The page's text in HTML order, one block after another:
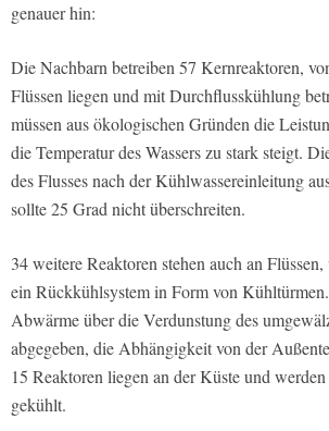
genauer hin:
Die Nachbarn betreiben 57 Kernreaktoren,
Flüssen liegen und mit Durchflusskühlung
müssen aus ökologischen Gründen die
die Temperatur des Wassers zu stark steigt.
des Flusses nach der Kühlwassereinleitung
sollte 25 Grad nicht überschreiten.
34 weitere Reaktoren stehen auch an
ein Rückkühlsystem in Form von
Abwärme über die Verdunstung des
abgegeben, die Abhängigkeit von der
15 Reaktoren liegen an der Küste und
gekühlt.